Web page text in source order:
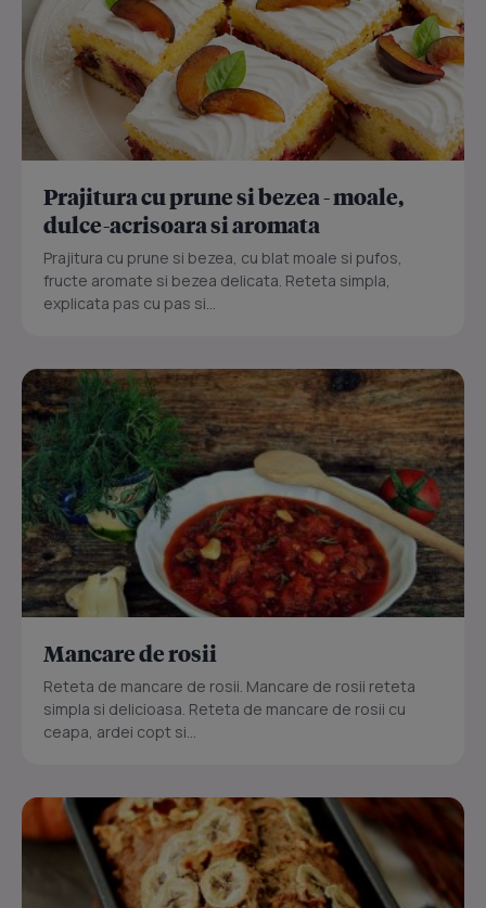
Prajitura cu prune si bezea - moale,
dulce-acrisoara si aromata
Prajitura cu prune si bezea, cu blat moale si pufos,
fructe aromate si bezea delicata. Reteta simpla,
explicata pas cu pas si...
Mancare de rosii
Reteta de mancare de rosii. Mancare de rosii reteta
simpla si delicioasa. Reteta de mancare de rosii cu
ceapa, ardei copt si...